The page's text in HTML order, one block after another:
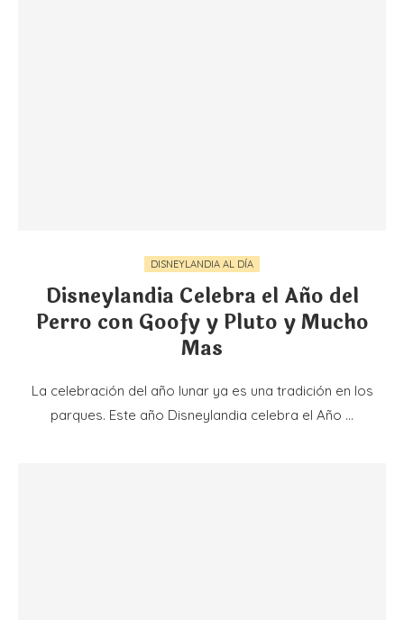
DISNEYLANDIA AL DÍA
Disneylandia Celebra el Año del
Perro con Goofy y Pluto y Mucho
Mas
La celebración del año lunar ya es una tradición en los
parques. Este año Disneylandia celebra el Año …